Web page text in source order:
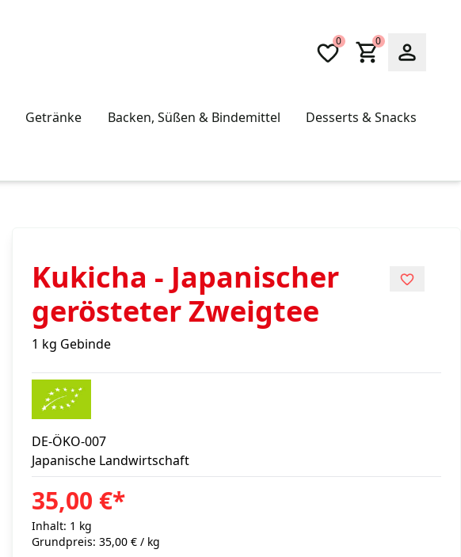
0 0
Getränke Backen, Süßen & Bindemittel Desserts & Snacks
Kukicha - Japanischer
gerösteter Zweigtee
1 kg Gebinde
DE-ÖKO-007
Japanische Landwirtschaft
35,00 €*
Inhalt: 1 kg
Grundpreis: 35,00 € / kg